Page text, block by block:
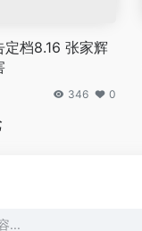
定档8.16 张家辉
346 0